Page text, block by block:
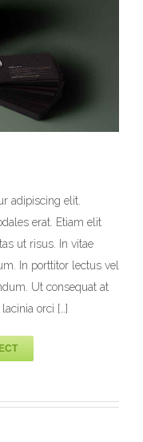
adipiscing elit.
erat. Etiam elit
ut risus. In vitae
In porttitor lectus vel
Ut consequat at
orci […]